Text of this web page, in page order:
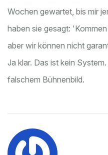
Wochen gewartet, bis mir
haben sie gesagt:
aber wir können nicht
Ja klar. Das ist kein
falschem Bühnenbild.